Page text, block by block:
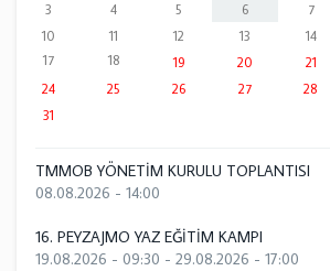
3
4 5 6 7
10
11 12 13 14
17
18 19 20 21
24
25 26 27 28
31
TMMOB YÖNETİM KURULU TOPLANTISI
08.08.2026 - 14:00
16. PEYZAJMO YAZ EĞİTİM KAMPI
19.08.2026 - 09:30 - 29.08.2026 - 17:00